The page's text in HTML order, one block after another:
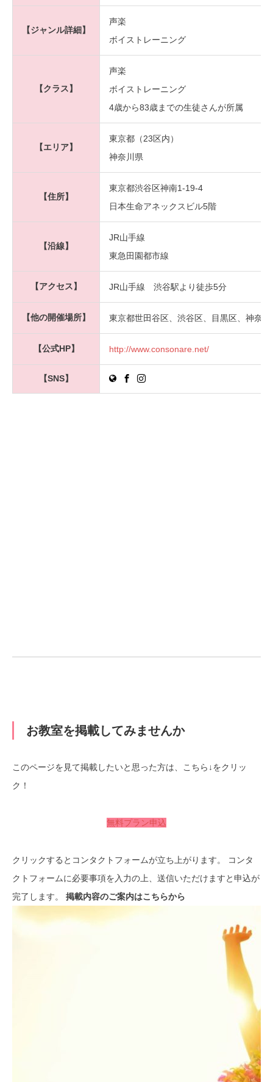
【ジャンル詳細】
声楽
ボイストレーニング
【クラス】
声楽
ボイストレーニング
4歳から83歳までの生徒さんが所属
【エリア】
東京都（23区内）
神奈川県
【住所】
東京都渋谷区神南1-19-4
日本生命アネックスビル5階
【沿線】
JR山手線
東急田園都市線
【アクセス】 JR山手線 渋谷駅より徒歩5分
【他の開催場所】 東京都世田谷区、渋谷区、目黒区、神奈
【公式HP】 http://www.consonare.net/
【SNS】
お教室を掲載してみませんか
このページを見て掲載したいと思った方は、こちら↓をクリッ
ク！
無料プラン申込
クリックするとコンタクトフォームが立ち上がります。 コンタ
クトフォームに必要事項を入力の上、送信いただけますと申込が
完了します。 掲載内容のご案内はこちらから